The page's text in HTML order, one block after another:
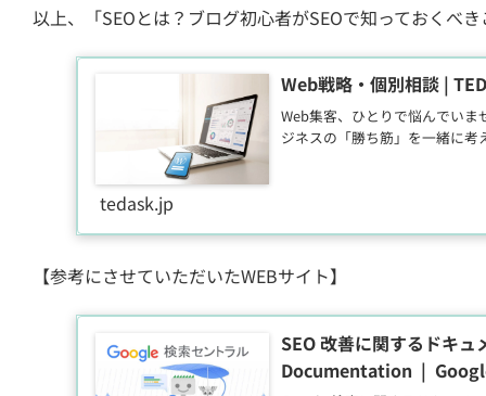
以上、「SEOとは？ブログ初心者がSEOで知っておくべ
Web戦略・個別相談 |
Web集客、ひとりで悩んでい
ジネスの「勝ち筋」を一緒に考
tedask.jp
【参考にさせていただいたWEBサイト】
SEO 改善に関するドキ
Documentation |